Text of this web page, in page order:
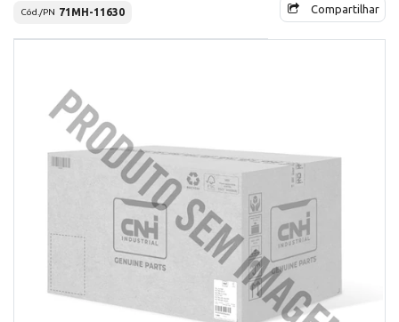
Cód./PN 71MH-11630 Compartilhar